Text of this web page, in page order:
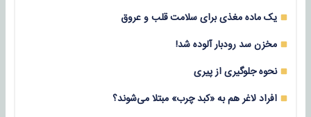
یک ماده مغذی برای سلامت قلب و عروق
مخزن سد رودبار آلوده شد!
نحوه جلوگیری از پیری
افراد لاغر هم به «کبد چرب» مبتلا می‌شوند؟